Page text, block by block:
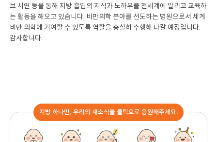
브 시연 등을 통해 지방 흡입의 지식과 노하우를 전세계에 알리고 교육하
는 활동을 해오고 있습니다. 비만의학 분야를 선도하는 병원으로서 세계
비만 의학에 기여할 수 있도록 역할을 충실히 수행해 나갈 예정입니다.
감사합니다.
지방 하나만, 우리의 새소식을 클릭으로 응원해주세요.